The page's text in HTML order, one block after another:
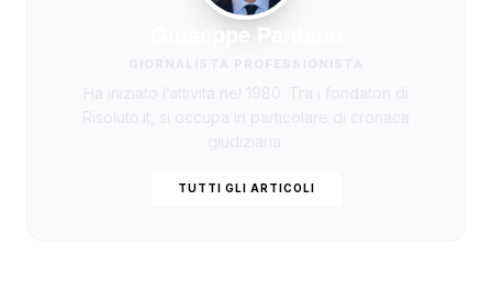
Giuseppe Pantano
TUTTI GLI ARTICOLI